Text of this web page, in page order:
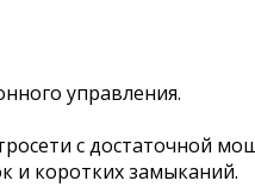
управления.
с достаточной
и коротких замыканий.